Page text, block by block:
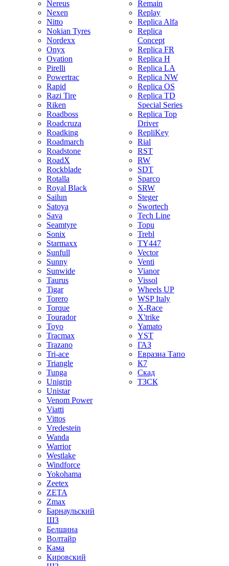
Nereus
Nexen
Nitto
Nokian Tyres
Nordexx
Onyx
Ovation
Pirelli
Powertrac
Rapid
Razi Tire
Riken
Roadboss
Roadcruza
Roadking
Roadmarch
Roadstone
RoadX
Rockblade
Rotalla
Royal Black
Sailun
Satoya
Sava
Seamtyre
Sonix
Starmaxx
Sunfull
Sunny
Sunwide
Taurus
Tigar
Torero
Torque
Tourador
Toyo
Tracmax
Trazano
Tri-ace
Triangle
Tunga
Unigrip
Unistar
Venom Power
Viatti
Vittos
Vredestein
Wanda
Warrior
Westlake
Windforce
Yokohama
Zeetex
ZETA
Zmax
Барнаульский
ШЗ
Белшина
Волтайр
Кама
Кировский
Remain
Replay
Replica Alfa
Replica
Concept
Replica FR
Replica H
Replica LA
Replica NW
Replica OS
Replica TD
Special Series
Replica Top
Driver
RepliKey
Rial
RST
RW
SDT
Sparco
SRW
Steger
Swortech
Tech Line
Topu
Trebl
TY447
Vector
Venti
Vianor
Vissol
Wheels UP
WSP Italy
X-Race
X'trike
Yamato
YST
ГАЗ
Евразиа Тапо
К7
Скад
ТЗСК